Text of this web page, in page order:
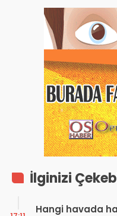
İlginizi
Hangi havada